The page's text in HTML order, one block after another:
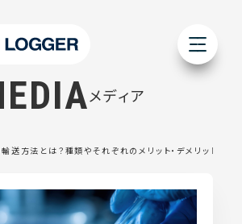
メディア
送方法とは？種類やそれぞれのメリット・デメリットを解